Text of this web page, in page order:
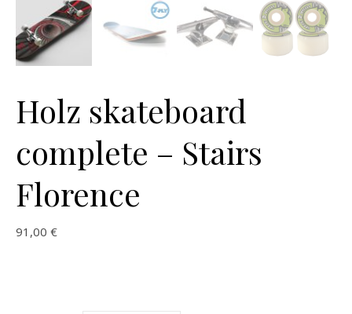
Holz skateboard
complete – Stairs
Florence
91,00 €